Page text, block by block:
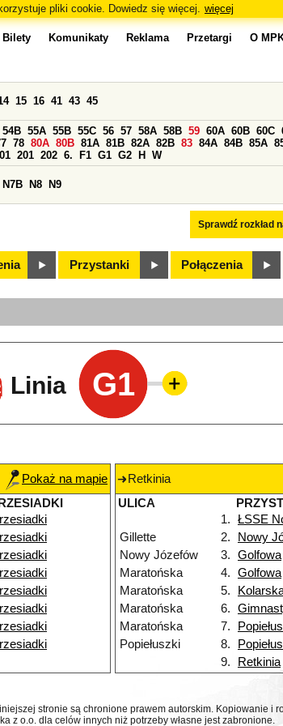
pliki cookie. Dowiedz się więcej. więcej
Bilety Komunikaty Reklama Przetargi O
Sprawdź rozkład
15 16 41 43 45
54B 55A 55B 55C 56 57 58A 58B 59 60A 60B 60C
78 80A 80B 81A 81B 82A 82B 83 84A 84B 85A
201 202 6. F1 G1 G2 H W
N7B N8 N9
Przystanki Połączenia
Linia G1
Pokaż na mapie
Retkinia
ULICA
1.
ŁSSE
Gillette
2. Nowy
Nowy Józefów
3. Golfowa
Maratońska
4. Golfowa
Maratońska
5.
Maratońska
6.
Maratońska
7.
Popiełuszki
8.
9.
Retkinia
stronie są chronione prawem autorskim. Kopiowanie i
z o.o. dla celów innych niż potrzeby własne jest zabronione.